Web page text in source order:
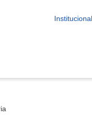
Institucional